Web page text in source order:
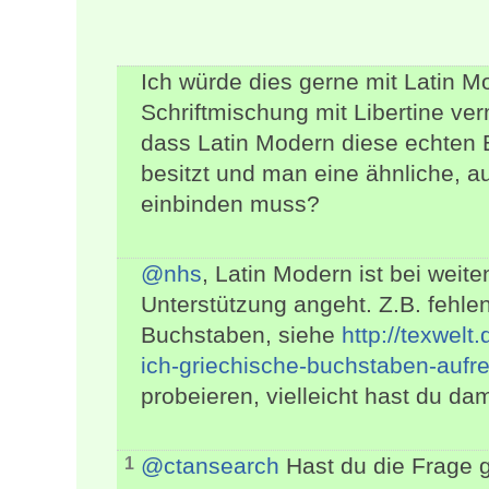
Ich würde dies gerne mit Latin
Schriftmischung mit Libertine
dass Latin Modern diese echten
besitzt und man eine ähnliche,
einbinden muss?
@nhs, Latin Modern ist bei
Unterstützung angeht. Z.B.
Buchstaben, siehe http://
ich-griechische-buchstaben-
probeieren, vielleicht hast du
1 @ctansearch Hast du die Frage